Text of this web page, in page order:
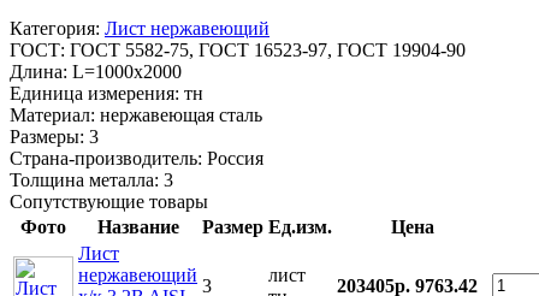
Категория: Лист нержавеющий
ГОСТ: ГОСТ 5582-75, ГОСТ 16523-97, ГОСТ 19904-90
Длина: L=1000x2000
Единица измерения: тн
Материал: нержавеющая сталь
Размеры: 3
Страна-производитель: Россия
Толщина металла: 3
Сопутствующие товары
Фото
Название Размер Ед.изм.
Цена
Лист
нержавеющий
3
лист
203405р. 9763.42